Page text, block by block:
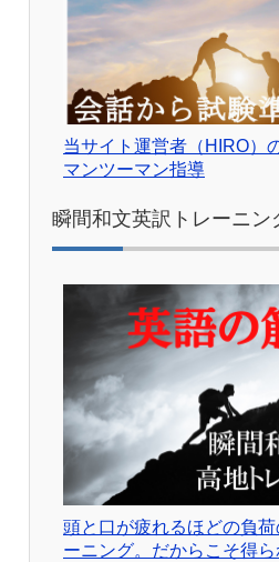
当サイト運営者（HIRO）
マンツーマン指導
瞬間和文英訳トレーニン
頭と口が疲れるほどの負
ーニング。だからこそ得